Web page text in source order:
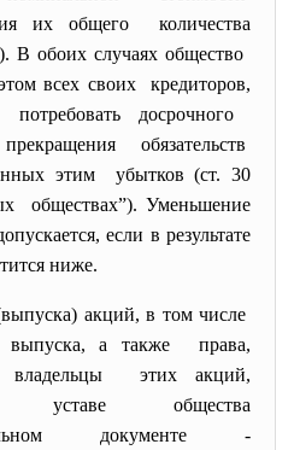
их общего количества
В обоих случаях общество
всех своих кредиторов,
досрочного
обязательств
этим убытков (ст. 30
обществах”). Уменьшение
если в результате
ниже.
акций, в том числе
выпуска, а также права,
владельцы этих акций,
уставе общества
документе -